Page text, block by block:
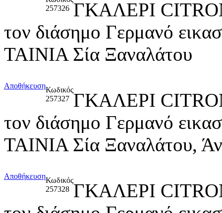
257326 ΓΚΑΛΕΡΙ
τον διάσημο Γερμανό
ΤΑΙΝΙΑ Σία Ξαναλάτου
ΑποθήκευσηΚωδικός
257327 ΓΚΑΛΕΡΙ
τον διάσημο Γερμανό
ΤΑΙΝΙΑ Σία Ξαναλάτου,
ΑποθήκευσηΚωδικός
257328 ΓΚΑΛΕΡΙ